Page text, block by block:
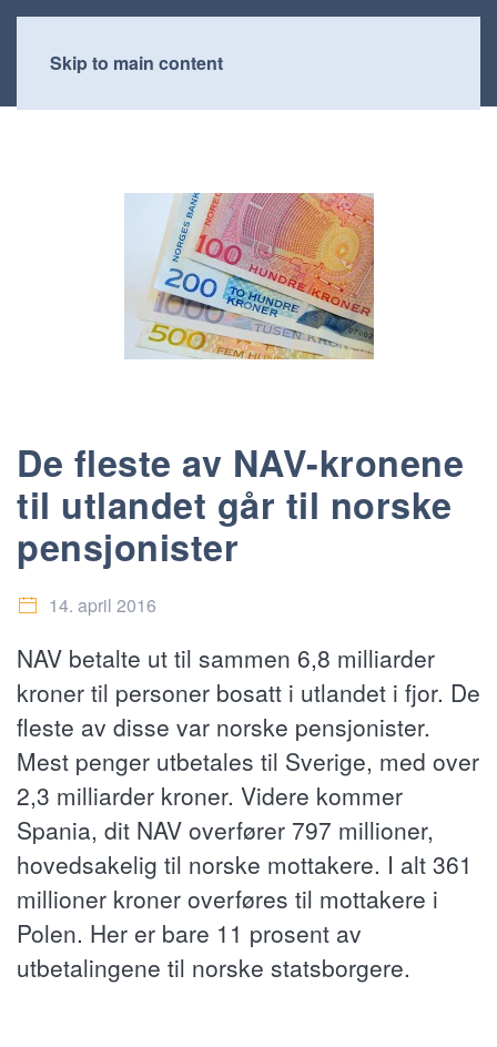
Skip to main content
De fleste av NAV-kronene
til utlandet går til norske
pensjonister
14. april 2016
NAV betalte ut til sammen 6,8 milliarder
kroner til personer bosatt i utlandet i fjor. De
fleste av disse var norske pensjonister.
Mest penger utbetales til Sverige, med over
2,3 milliarder kroner. Videre kommer
Spania, dit NAV overfører 797 millioner,
hovedsakelig til norske mottakere. I alt 361
millioner kroner overføres til mottakere i
Polen. Her er bare 11 prosent av
utbetalingene til norske statsborgere.